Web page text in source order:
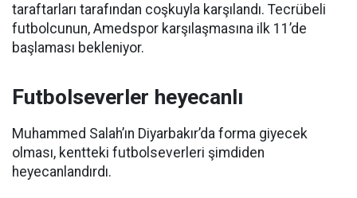
taraftarları tarafından coşkuyla karşılandı. Tecrübeli
futbolcunun, Amedspor karşılaşmasına ilk 11’de
başlaması bekleniyor.
Futbolseverler heyecanlı
Muhammed Salah’ın Diyarbakır’da forma giyecek
olması, kentteki futbolseverleri şimdiden
heyecanlandırdı.